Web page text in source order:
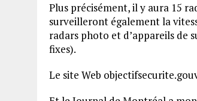
Plus précisément, il y aura 15
surveilleront également la
radars photo et d’appareils de
fixes).
Le site Web